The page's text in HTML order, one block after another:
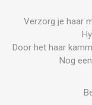
Verzorg je haar
Door het haar
Nog